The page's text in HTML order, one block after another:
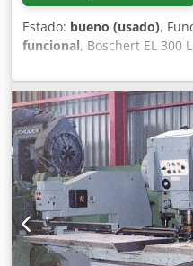
Estado: bueno (usado),
funcional, Boschert EL 300
punzonadora manual con
toneladas. Equipada con
herramientas Trumpf,
clase III (círculo envolvente
posibilidad de
recorrido único y
del pedal estándar, el
puede activarse mediante
cual es especialmente útil
protector de plexiglás
superior (por ejemplo,